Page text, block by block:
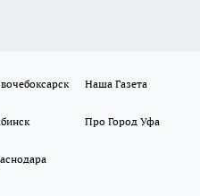
Наша Газета
Про Город Уфа